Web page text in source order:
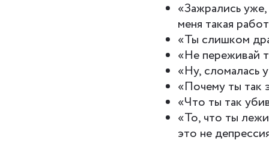
«Зажрались
меня такая
«Ты слишком
«Не переживай
«Ну, сломалась
«Почему ты так
«Что ты так
«То, что ты
это не